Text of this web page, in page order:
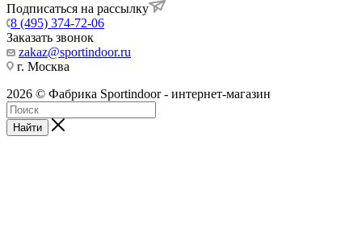
Подписаться на рассылку
8 (495) 374-72-06
Заказать звонок
zakaz@sportindoor.ru
г. Москва
2026 © Фабрика Sportindoor - интернет-магазин
Найти